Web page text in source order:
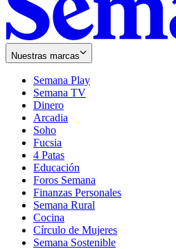
Nuestras marcas
Semana Play
Semana TV
Dinero
Arcadia
Soho
in
new
window
Fucsia
in
new
window
4 Patas
Educación
Foros Semana
Finanzas Personales
Semana Rural
Cocina
Círculo de Mujeres
Semana Sostenible